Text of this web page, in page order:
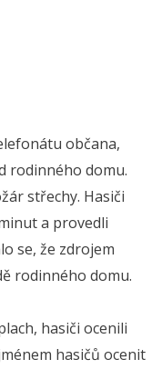
občana,
rodinného domu.
střechy. Hasiči
a provedli
se, že zdrojem
rodinného domu.
hasiči ocenili
hasičů ocenit